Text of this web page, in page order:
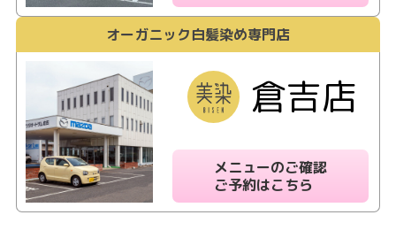
オーガニック白髪染め専門店
倉吉店
メニューのご確認
ご予約はこちら